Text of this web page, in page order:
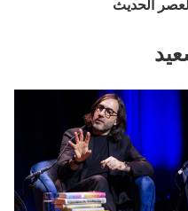
الحديث